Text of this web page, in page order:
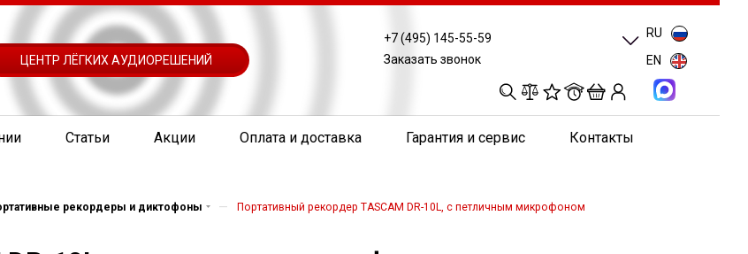
ЦЕНТР ЛЁГКИХ АУДИОРЕШЕНИЙ
+7 (495) 145-55-59
Заказать звонок
0
RU
EN
Статьи Акции Оплата и доставка Гарантия и сервис Контакты
рекордеры и диктофоны — Портативный рекордер TASCAM DR-10L, с петличным микрофоном